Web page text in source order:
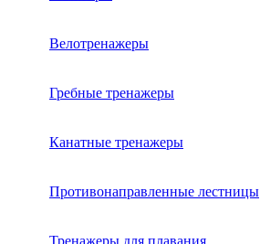
Велотренажеры
Гребные тренажеры
Канатные тренажеры
Противонаправленные лестницы
Тренажеры для плавания